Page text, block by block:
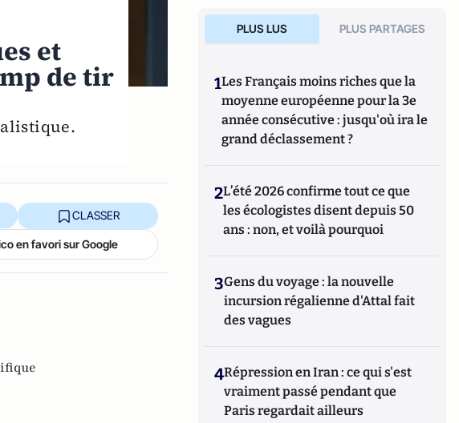
et
de tir
CLASSER
en favori sur Google
PLUS LUS PLUS PARTAGES
1Les Français moins riches que la
moyenne européenne pour la 3e
année consécutive : jusqu'où ira le
grand déclassement ?
2L’été 2026 confirme tout ce que
les écologistes disent depuis 50
ans : non, et voilà pourquoi
3Gens du voyage : la nouvelle
incursion régalienne d'Attal fait
des vagues
4Répression en Iran : ce qui s'est
vraiment passé pendant que
Paris regardait ailleurs